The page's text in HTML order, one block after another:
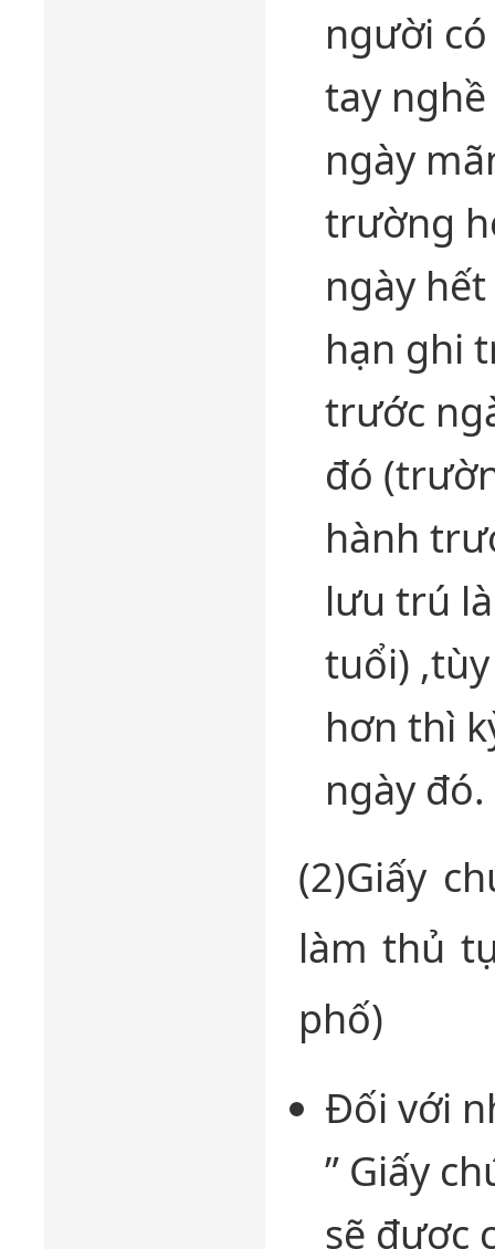
người
tay
ngày
trường
ngày
hạn ghi
trước
đó
hành
lưu trú
tuổi)
hơn thì
ngày đó.
(2)Giấy
làm thủ
phố)
Đối với
” Giấy
sẽ được